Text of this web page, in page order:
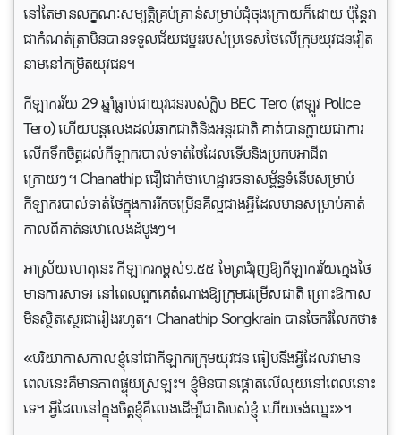
នៅតែមានលក្ខណៈសម្បត្តិគ្រប់គ្រាន់សម្រាប់ជុំចុងក្រោយក៏ដោយ ប៉ុន្តែវា
ជាកំណត់​ត្រាមិនបានទទួលជ័យជម្នះរបស់ប្រទេសថៃលើ​ក្រុមយុវជនវៀត
នាមនៅកម្រិតយុវជន​។
កីឡាករវ័យ 29 ឆ្នាំធ្លាប់ជាយុវជនរបស់ក្លិប BEC Tero (ឥឡូវ Police
Tero) ហើយ​បន្ត​លេង​ដល់ឆាកជាតិ​និង​អន្តរជាតិ គាត់បានក្លាយជាការ
លើកទឹកចិត្តដល់កីឡាករបាល់ទាត់ថៃដែលទើបនិង​ប្រកបអាជីព
ក្រោយៗ។ Chanathip ជឿជាក់​ថា​ហេដ្ឋារចនាសម្ព័ន្ធ​ទំនើប​សម្រាប់​
កីឡាករ​បាល់ទាត់​ថៃ​ក្នុង​ការ​រីកចម្រើន​គឺ​ល្អ​ជាង​អ្វី​ដែល​មាន​សម្រាប់​គាត់​
កាលពី​គាត់នឋោលេង​ដំបូងៗ​។
អាស្រ័យហេតុនេះ កីឡាករកម្ពស់១.៥៥ មែត្រជំរុញឱ្យកីឡាករវ័យក្មេងថៃ
មានការសាទរ នៅពេលពួកគេតំណាងឱ្យក្រុមជម្រើសជាតិ ព្រោះឱកាស
មិនស្ថិតស្ថេរជារៀងរហូត។ Chanathip Songkrain បានចែករំលែកថា៖
«បរិយាកាស​កាល​ខ្ញុំ​នៅ​ជា​កីឡាករ​ក្រុម​យុវជន​ ធៀប​នឹង​អ្វី​ដែល​វា​មាន​
ពេល​នេះ​គឺ​មាន​ភាព​ផ្ទុយ​ស្រឡះ។ ខ្ញុំ​មិន​បាន​ផ្តោត​លើ​លុយ​នៅ​ពេល​នោះ​
ទេ។ អ្វី​ដែល​នៅ​ក្នុង​ចិត្ត​ខ្ញុំ​គឺ​លេង​ដើម្បី​ជាតិ​របស់​ខ្ញុំ ហើយ​ចង់​ឈ្នះ»។